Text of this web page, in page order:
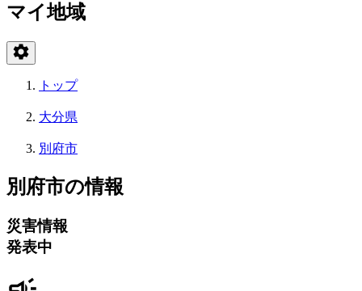
マイ地域
トップ
大分県
別府市
別府市の情報
災害情報
発表中